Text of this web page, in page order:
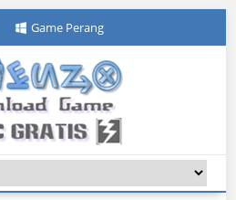
Game Perang